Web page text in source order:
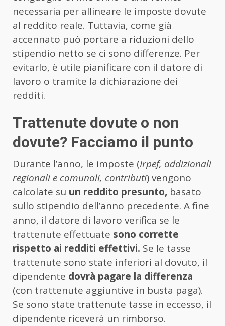
necessaria per allineare le imposte dovute
al reddito reale. Tuttavia, come già
accennato può portare a riduzioni dello
stipendio netto se ci sono differenze. Per
evitarlo, è utile pianificare con il datore di
lavoro o tramite la dichiarazione dei
redditi.
Trattenute dovute o non
dovute? Facciamo il punto
Durante l’anno, le imposte (Irpef, addizionali
regionali e comunali, contributi) vengono
calcolate su un reddito presunto, basato
sullo stipendio dell’anno precedente. A fine
anno, il datore di lavoro verifica se le
trattenute effettuate sono corrette
rispetto ai redditi effettivi. Se le tasse
trattenute sono state inferiori al dovuto, il
dipendente dovrà pagare la differenza
(con trattenute aggiuntive in busta paga).
Se sono state trattenute tasse in eccesso, il
dipendente riceverà un rimborso.